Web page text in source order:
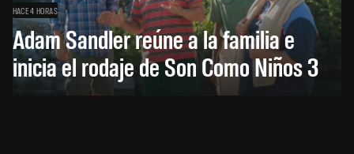
HACE 4 HORAS
Adam Sandler reúne a la familia e
inicia el rodaje de Son Como Niños 3